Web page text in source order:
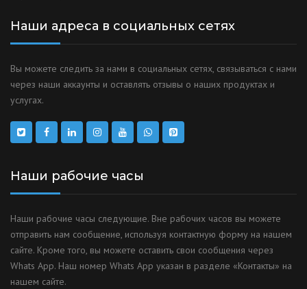
Наши адреса в социальных сетях
Вы можете следить за нами в социальных сетях, связываться с нами
через наши аккаунты и оставлять отзывы о наших продуктах и
услугах.
Наши рабочие часы
Наши рабочие часы следующие. Вне рабочих часов вы можете
отправить нам сообщение, используя контактную форму на нашем
сайте. Кроме того, вы можете оставить свои сообщения через
Whats App. Наш номер Whats App указан в разделе «Контакты» на
нашем сайте.